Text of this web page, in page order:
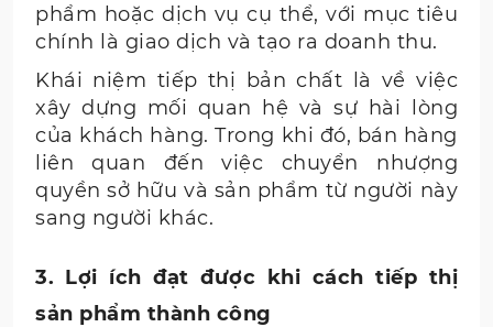
phẩm hoặc dịch vụ cụ thể, với mục tiêu
chính là giao dịch và tạo ra doanh thu.
Khái niệm tiếp thị bản chất là về việc
xây dựng mối quan hệ và sự hài lòng
của khách hàng. Trong khi đó, bán hàng
liên quan đến việc chuyển nhượng
quyền sở hữu và sản phẩm từ người này
sang người khác.
3. Lợi ích đạt được khi cách tiếp thị
sản phẩm thành công